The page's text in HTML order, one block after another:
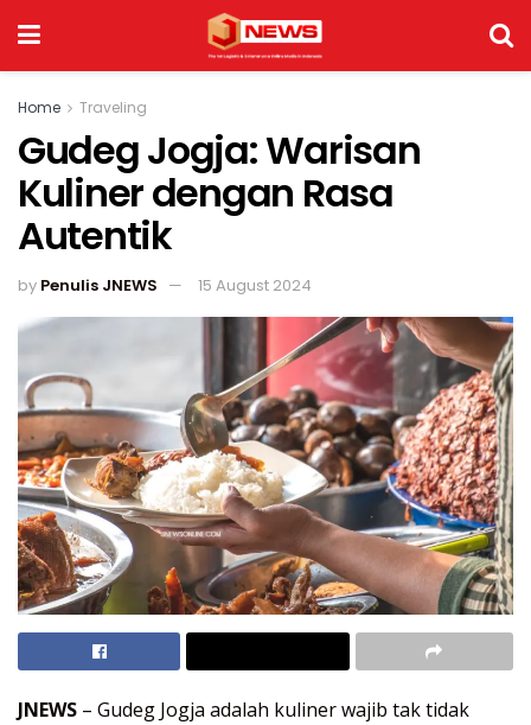
Home Traveling
Gudeg Jogja: Warisan
Kuliner dengan Rasa
Autentik
by Penulis JNEWS 15 August 2024
JNEWS – Gudeg Jogja adalah kuliner wajib tak tidak